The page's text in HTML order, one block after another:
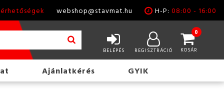
webshop@stavmat.hu H-P: 08:00 - 16:00
BELÉPÉS REGISZTRÁCIÓ
0
KOSÁR
Ajánlatkérés GYIK